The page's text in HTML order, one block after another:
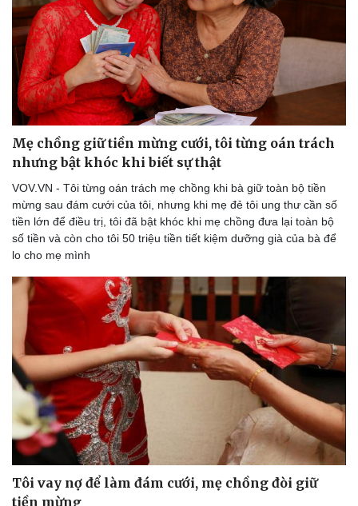
Doanh nghiệp
Doanh nghiệp 24h
Doanh nhân
Vì cộng đồng
Công nghệ
Tin Công nghệ
Trải nghiệm
Chuyển đổi số
Mẹ chồng giữ tiền mừng cưới, tôi từng oán trách
nhưng bật khóc khi biết sự thật
VOV.VN - Tôi từng oán trách mẹ chồng khi bà giữ toàn bộ tiền
mừng sau đám cưới của tôi, nhưng khi mẹ đẻ tôi ung thư cần số
tiền lớn để điều trị, tôi đã bật khóc khi mẹ chồng đưa lại toàn bộ
số tiền và còn cho tôi 50 triệu tiền tiết kiệm dưỡng già của bà để
lo cho mẹ mình
Tôi vay nợ để làm đám cưới, mẹ chồng đòi giữ
tiền mừng